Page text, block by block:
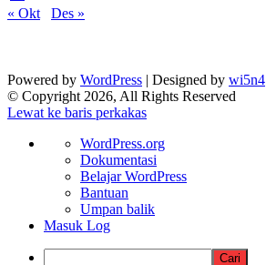
« Okt
Des »
Powered by WordPress | Designed by wi5n4
© Copyright 2026, All Rights Reserved
Lewat ke baris perkakas
Tentang
WordPress
WordPress.org
Dokumentasi
Belajar WordPress
Bantuan
Umpan balik
Masuk Log
Cari